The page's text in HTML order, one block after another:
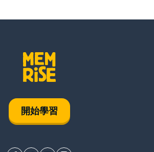
開始學習